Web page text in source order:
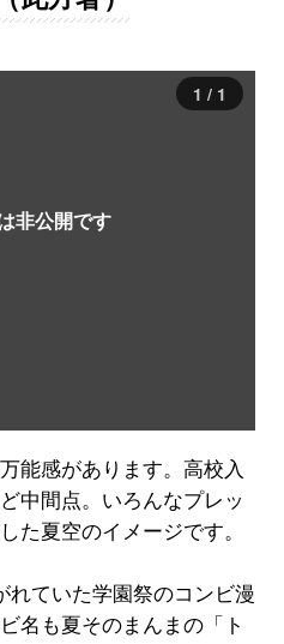
能感があります。高校入
中間点。いろんなプレッ
た夏空のイメージです。
れていた学園祭のコンビ漫
名も夏そのまんまの「ト